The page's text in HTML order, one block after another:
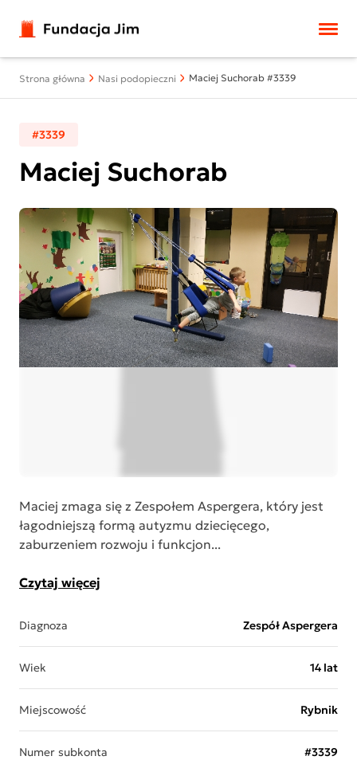
Strona główna Nasi podopieczni Maciej Suchorab #3339
#3339
Maciej Suchorab
Maciej zmaga się z Zespołem Aspergera, który jest
łagodniejszą formą autyzmu dziecięcego,
zaburzeniem rozwoju i funkcjon...
Czytaj więcej
Diagnoza Zespół Aspergera
Wiek 14 lat
Miejscowość Rybnik
Numer subkonta #3339